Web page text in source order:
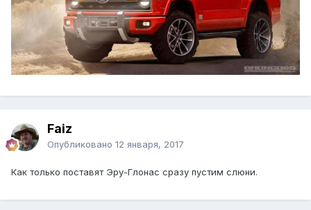
Faiz
Опубликовано 12 января, 2017
Как только поставят Эру-Глонас сразу пустим слюни.